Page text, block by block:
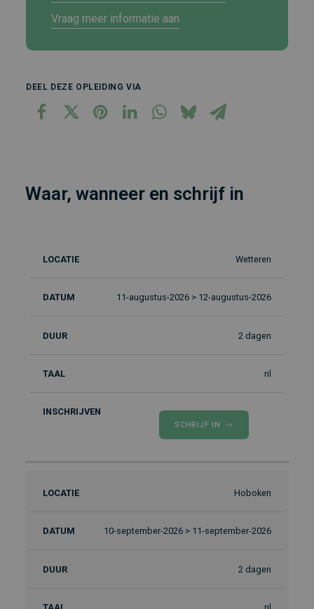
Vraag meer informatie aan
DEEL DEZE OPLEIDING VIA
Waar, wanneer en schrijf in
Locatie Taal
Wetteren
11-augustus-2026 > 12-augustus-2026
2 dagen
nl
SCHRIJF IN
Hoboken
10-september-2026 > 11-september-2026
2 dagen